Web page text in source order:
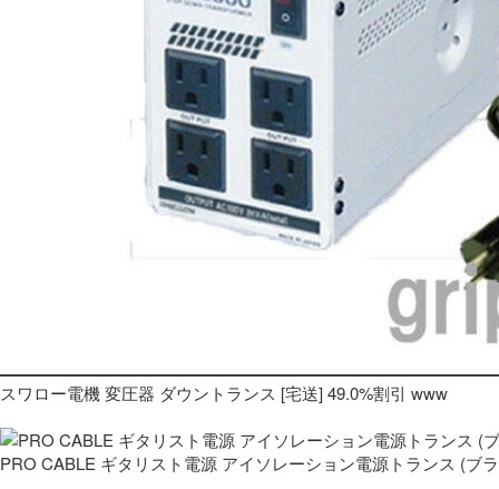
スワロー電機 変圧器 ダウントランス [宅送] 49.0%割引 www
PRO CABLE ギタリスト電源 アイソレーション電源トランス (ブ